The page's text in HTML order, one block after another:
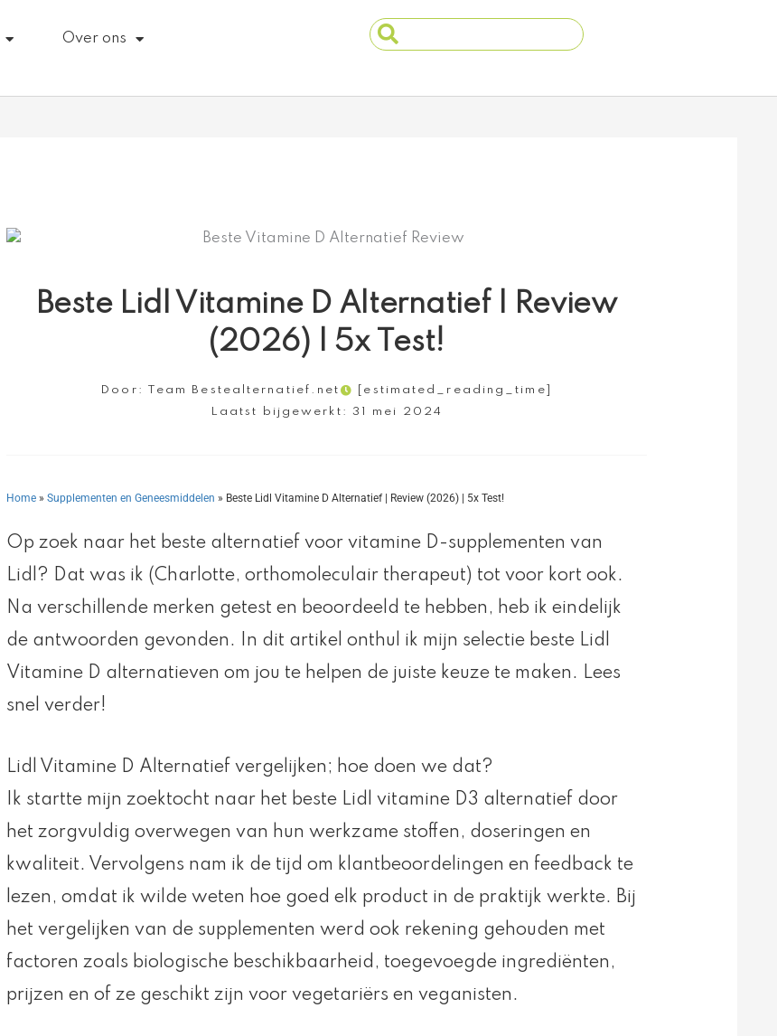
Over ons
Search
...
Beste Lidl Vitamine D Alternatief | Review
(2026) | 5x Test!
Door: Team Bestealternatief.net
[estimated_reading_time]
Laatst bijgewerkt:
31 mei 2024
Home » Supplementen en Geneesmiddelen » Beste Lidl Vitamine D Alternatief | Review (2026) | 5x Test!
Op zoek naar het beste alternatief voor vitamine D-supplementen van
Lidl? Dat was ik (Charlotte, orthomoleculair therapeut) tot voor kort ook.
Na verschillende merken getest en beoordeeld te hebben, heb ik eindelijk
de antwoorden gevonden. In dit artikel onthul ik mijn selectie beste Lidl
Vitamine D alternatieven om jou te helpen de juiste keuze te maken. Lees
snel verder!
Lidl Vitamine D Alternatief vergelijken; hoe doen we dat?
Ik startte mijn zoektocht naar het beste Lidl vitamine D3 alternatief door
het zorgvuldig overwegen van hun werkzame stoffen, doseringen en
kwaliteit. Vervolgens nam ik de tijd om klantbeoordelingen en feedback te
lezen, omdat ik wilde weten hoe goed elk product in de praktijk werkte. Bij
het vergelijken van de supplementen werd ook rekening gehouden met
factoren zoals biologische beschikbaarheid, toegevoegde ingrediënten,
prijzen en of ze geschikt zijn voor vegetariërs en veganisten.